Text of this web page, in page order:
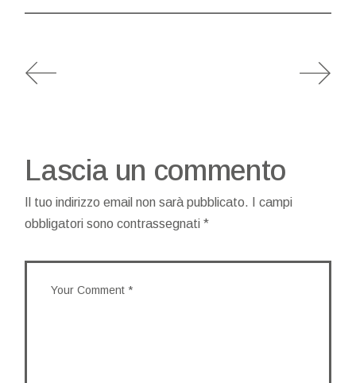
Lascia un commento
Il tuo indirizzo email non sarà pubblicato.
I campi
obbligatori sono contrassegnati*